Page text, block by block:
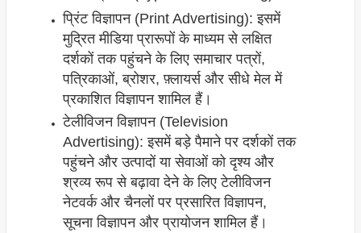
प्रिंट विज्ञापन (Print Advertising): इसमें
मुद्रित मीडिया प्रारूपों के माध्यम से लक्षित
दर्शकों तक पहुंचने के लिए समाचार पत्रों,
पत्रिकाओं, ब्रोशर, फ़्लायर्स और सीधे मेल में
प्रकाशित विज्ञापन शामिल हैं।
टेलीविजन विज्ञापन (Television
Advertising): इसमें बड़े पैमाने पर दर्शकों तक
पहुंचने और उत्पादों या सेवाओं को दृश्य और
श्रव्य रूप से बढ़ावा देने के लिए टेलीविजन
नेटवर्क और चैनलों पर प्रसारित विज्ञापन,
सूचना विज्ञापन और प्रायोजन शामिल हैं।